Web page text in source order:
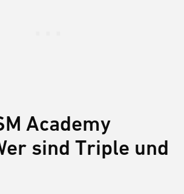
Academy
sind Triple und